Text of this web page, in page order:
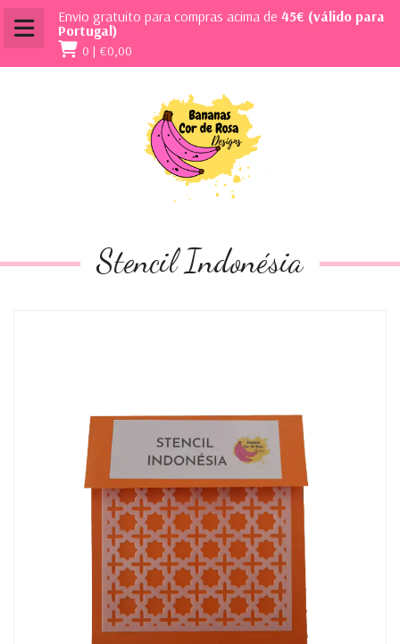
Envio gratuito para compras acima de 45€ (válido para
Portugal)
0 | €0,00
Stencil Indonésia